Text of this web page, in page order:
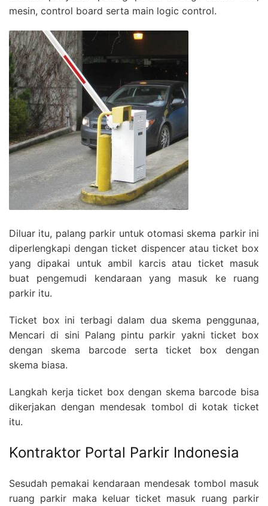
mesin, control board serta main logic control.
Diluar itu, palang parkir untuk otomasi skema parkir ini
diperlengkapi dengan ticket dispencer atau ticket box
yang dipakai untuk ambil karcis atau ticket masuk
buat pengemudi kendaraan yang masuk ke ruang
parkir itu.
Ticket box ini terbagi dalam dua skema penggunaa,
Mencari di sini Palang pintu parkir yakni ticket box
dengan skema barcode serta ticket box dengan
skema biasa.
Langkah kerja ticket box dengan skema barcode bisa
dikerjakan dengan mendesak tombol di kotak ticket
itu.
Kontraktor Portal Parkir Indonesia
Sesudah pemakai kendaraan mendesak tombol masuk
ruang parkir maka keluar ticket masuk ruang parkir